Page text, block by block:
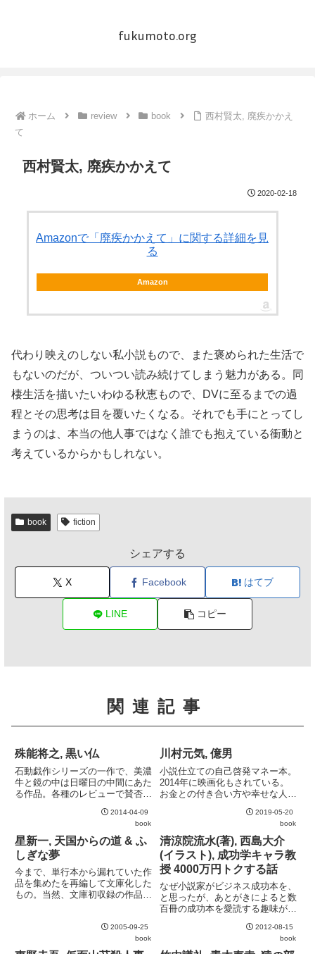
fukumoto.org
ホーム review book
西村賢太, 廃疾かかえ
て
西村賢太, 廃疾かかえて
2020-02-18
Amazonで「廃疾かかえて」に関する詳細を見
る
Amazon
代わり映えのしない私小説もので、また褒められた生活で
もないのだが、ついつい読み続けてしまう魅力がある。同
棲生活を描いたいわゆる秋恵もので、DVに至るまでの過
程とその思考は目を覆いたくなる。それでも手にとってし
まうのは、本当の他人事ではなく誰でも抱えている衝動と
考えているからかもしれない。
book fiction
シェアする
X Facebook はてブ
LINE コピー
関連記事
殊能将之, 黒い仏
石動戯作シリーズの一作で、美濃
牛と鏡の中は日曜日の中間にあた
る作品。各種のレビューで賛否両
る。ミステリとして成立している
かも意見が分かれるところだろ
う。
2014-04-09
book
川村元気, 億男
小説仕立ての自己啓発マネー本。
2014年に映画化もされている。
お金との付き合い方や幸せな人生
いる。充分なお金を得ることで欲
が奪われてしまう気持ちは良く理
解できる。
2019-05-20
book
星新一, 天国からの道 & ふ
しぎな夢
今まで、単行本から漏れていた作
品を集めたを再編して文庫化した
もの。当然、文庫初収録の作品ば
ートショートを期待してはいけな
いが、それでも星新一作品がまた
読めるのは信者にとってはうれ
2005-09-25
book
清涼院流水(著), 西島大介
(イラスト), 成功学キャラ教
授 4000万円トクする話
なぜ小説家がビジネス成功本を、
と思ったが、あとがきによると数
百冊の成功本を愛読する趣味が高
成功本に共通するエッセンスを抽
出して小説仕立てに直した様な内
2012-08-15
book